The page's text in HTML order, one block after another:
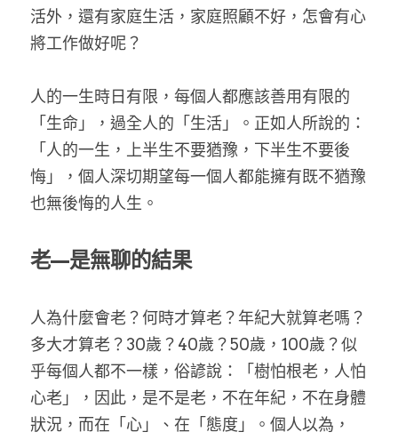
活外，還有家庭生活，家庭照顧不好，怎會有心
將工作做好呢？
人的一生時日有限，每個人都應該善用有限的
「生命」，過全人的「生活」。正如人所說的：
「人的一生，上半生不要猶豫，下半生不要後
悔」，個人深切期望每一個人都能擁有既不猶豫
也無後悔的人生。
老—是無聊的結果
人為什麼會老？何時才算老？年紀大就算老嗎？
多大才算老？30歲？40歲？50歲，100歲？似
乎每個人都不一樣，俗諺說：「樹怕根老，人怕
心老」，因此，是不是老，不在年紀，不在身體
狀況，而在「心」、在「態度」。個人以為，